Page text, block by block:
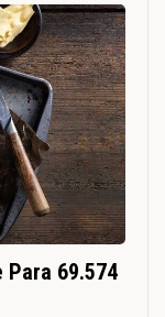
Para 69.574